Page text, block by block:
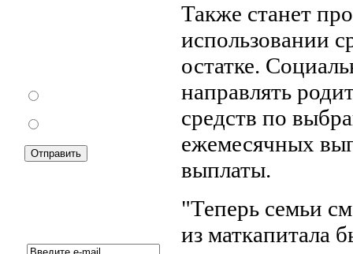
Также станет
использовании
остатке.
направлять
средств по
ежемесячных
выплаты.
"Теперь семьи
из маткапитала